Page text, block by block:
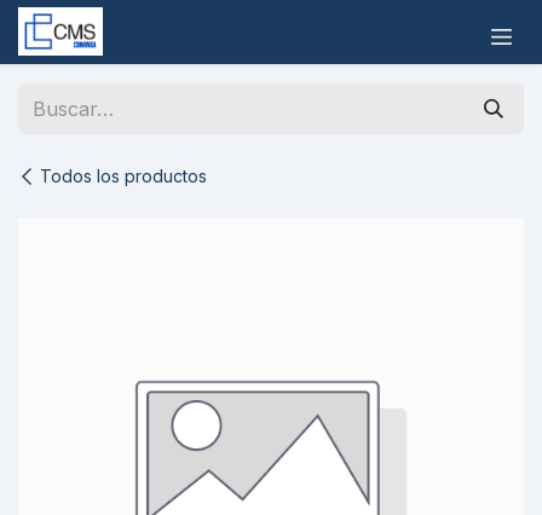
Ir al contenido
Todos los productos